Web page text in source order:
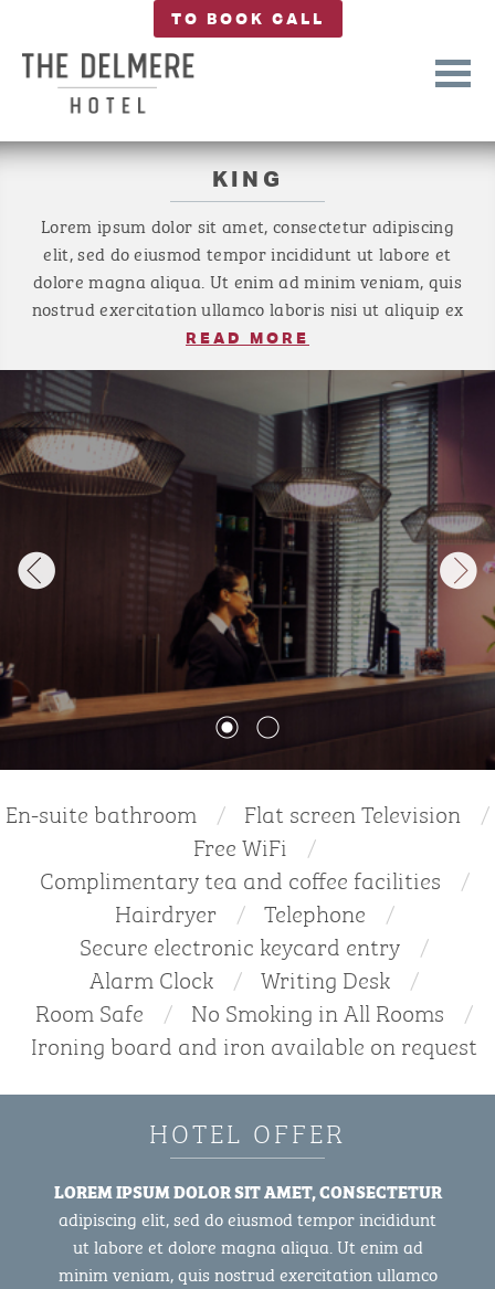
TO BOOK CALL
KING
Lorem ipsum dolor sit amet, consectetur adipiscing
elit, sed do eiusmod tempor incididunt ut labore et
dolore magna aliqua. Ut enim ad minim veniam, quis
nostrud exercitation ullamco laboris nisi ut aliquip ex
ea commodo consequat. Duis aute irure dolor in
fugiat nulla pariatur. Excepteur sint occaecat
cupidatat non proident, sunt in culpa qui officia
deserunt mollit anim id est.
READ MORE
En-suite bathroom
Flat screen Television
Free WiFi
Complimentary tea and coffee facilities
Hairdryer
Telephone
Secure electronic keycard entry
Alarm Clock
Writing Desk
Room Safe
No Smoking in All Rooms
Ironing board and iron available on request
HOTEL OFFER
LOREM IPSUM DOLOR SIT AMET, CONSECTETUR
adipiscing elit, sed do eiusmod tempor incididunt
ut labore et dolore magna aliqua. Ut enim ad
minim veniam, quis nostrud exercitation ullamco